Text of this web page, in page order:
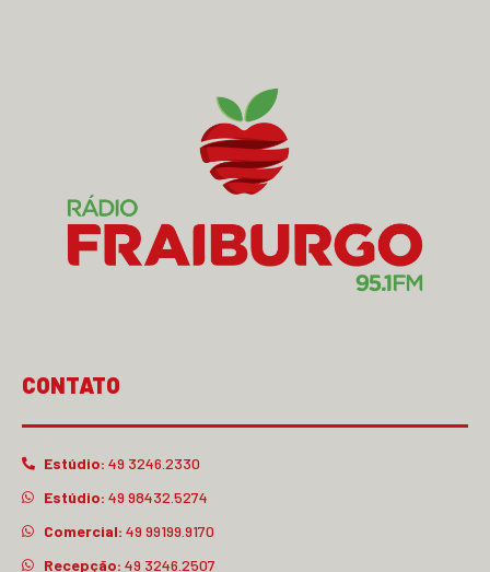
CONTATO
Estúdio: 49 3246.2330
Estúdio: 49 98432.5274
Comercial: 49 99199.9170
Recepção: 49 3246.2507